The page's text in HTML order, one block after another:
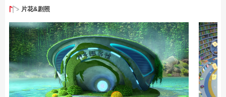
片花&剧照